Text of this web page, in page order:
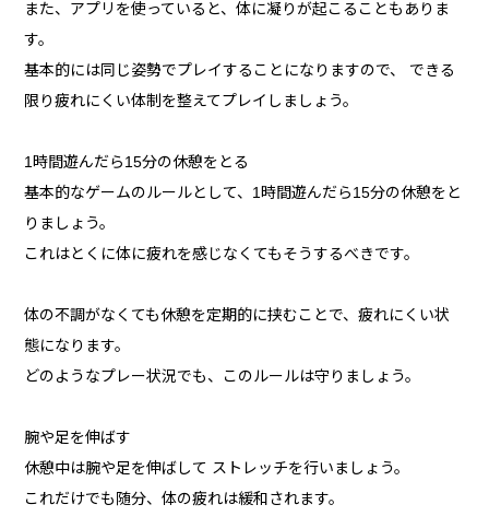
また、アプリを使っていると、体に凝りが起こることもありま
す。
基本的には同じ姿勢でプレイすることになりますので、 できる
限り疲れにくい体制を整えてプレイしましょう。
1時間遊んだら15分の休憩をとる
基本的なゲームのルールとして、1時間遊んだら15分の休憩をと
りましょう。
これはとくに体に疲れを感じなくてもそうするべきです。
体の不調がなくても休憩を定期的に挟むことで、疲れにくい状
態になります。
どのようなプレー状況でも、このルールは守りましょう。
腕や足を伸ばす
休憩中は腕や足を伸ばして ストレッチを行いましょう。
これだけでも随分、体の疲れは緩和されます。